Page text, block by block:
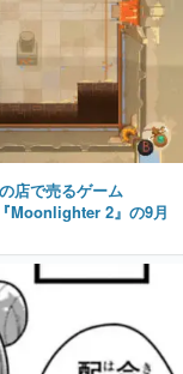
店で売るゲーム
Moonlighter 2』の9月